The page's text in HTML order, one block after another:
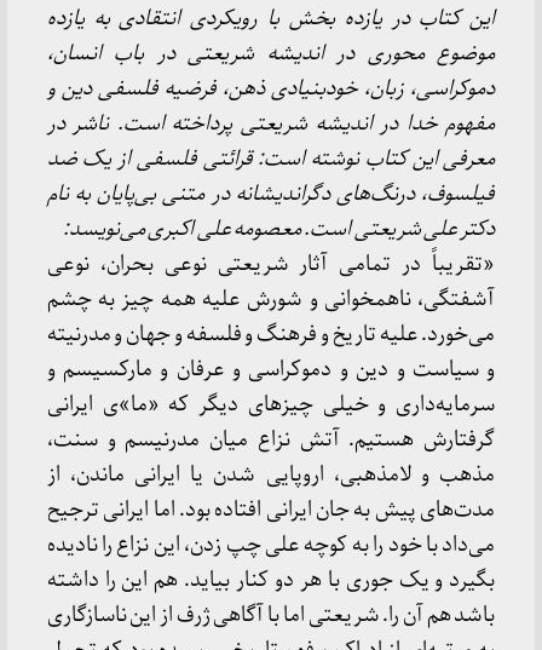
این کتاب در یازده بخش با رویکردی انتقادی به یازده
موضوع محوری در اندیشه شریعتی در باب انسان،
دموکراسی، زبان، خودبنیادی ذهن، فرضیه فلسفی دین و
مفهوم خدا در اندیشه شریعتی پرداخته است. ناشر در
معرفی این کتاب نوشته است: قرائتی فلسفی از یک ضد
فیلسوف، درنگ‌های دگراندیشانه در متنی بی‌پایان به نام
دکتر علی شریعتی است. معصومه علی اکبری می‌نویسد:
«تقریباً در تمامی آثار شریعتی نوعی بحران، نوعی
آشفتگی، ناهمخوانی و شورش علیه همه چیز به چشم
می‌خورد. علیه تاریخ و فرهنگ و فلسفه و جهان و مدرنیته
و سیاست و دین و دموکراسی و عرفان و مارکسیسم و
سرمایه‌داری و خیلی چیزهای دیگر که «ما»ی ایرانی
گرفتارش هستیم. آتش نزاع میان مدرنیسم و سنت،
مذهب و لامذهبی، اروپایی شدن یا ایرانی ماندن، از
مدت‌های پیش به جان ایرانی افتاده بود. اما ایرانی ترجیح
می‌داد با خود را به کوچه علی چپ زدن، این نزاع را نادیده
بگیرد و یک جوری با هر دو کنار بیاید. هم این را داشته
باشد هم آن را. شریعتی اما با آگاهی ژرف از این ناسازگاری